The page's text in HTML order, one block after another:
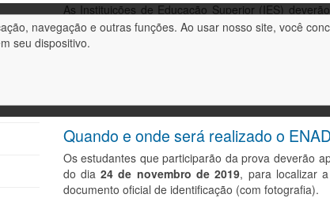
navegação e outras funções. Ao usar nosso site, você
seu dispositivo.
As Instituições de Educação Superior (IES)
áreas de avaliação do Enade 2019. Como a
são dispensados da participação efetiva na prova.
Já os concluintes habilitados e devidamente
preencher o Questionário do Estudante. O
Quando e onde será realizado o
Os estudantes que participarão da prova deverão
do dia24 de novembro de 2019, para localizar
documento oficial de identificação (com fotografia).